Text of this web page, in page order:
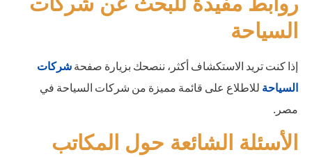
السياحة
إذا كنت تريد الاستكشاف أكثر، ننصحك بزيارة صفحة شركات
السياحة للاطلاع على قائمة مميزة من شركات السياحة في
مصر.
الأسئلة الشائعة حول المكاتب